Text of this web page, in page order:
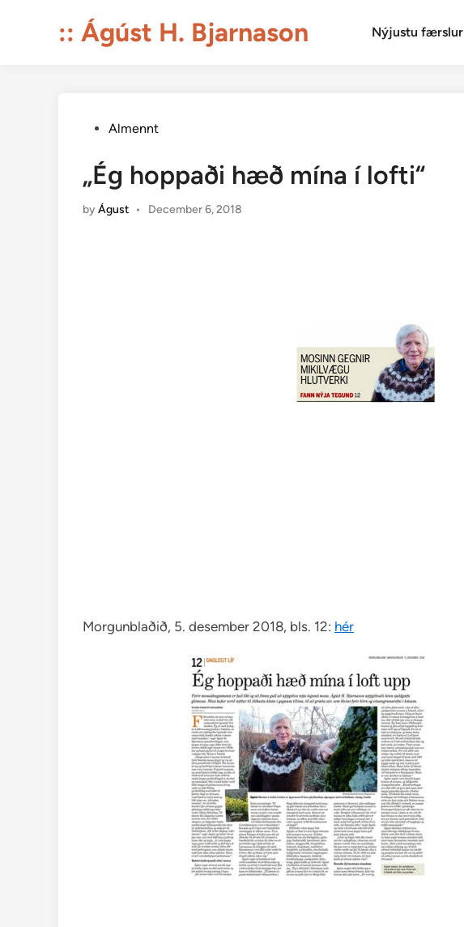
:: Ágúst H. Bjarnason Nýjustu færslur
PostedAlmennt
„Ég hoppaði hæð mína í lofti“
byÁgust • December 6, 2018
Morgunblaðið, 5. desember 2018, bls. 12: hér